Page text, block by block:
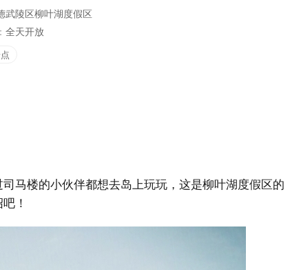
武陵区柳叶湖度假区
全天开放
马楼的小伙伴都想去岛上玩玩，这是柳叶湖度假区的
！